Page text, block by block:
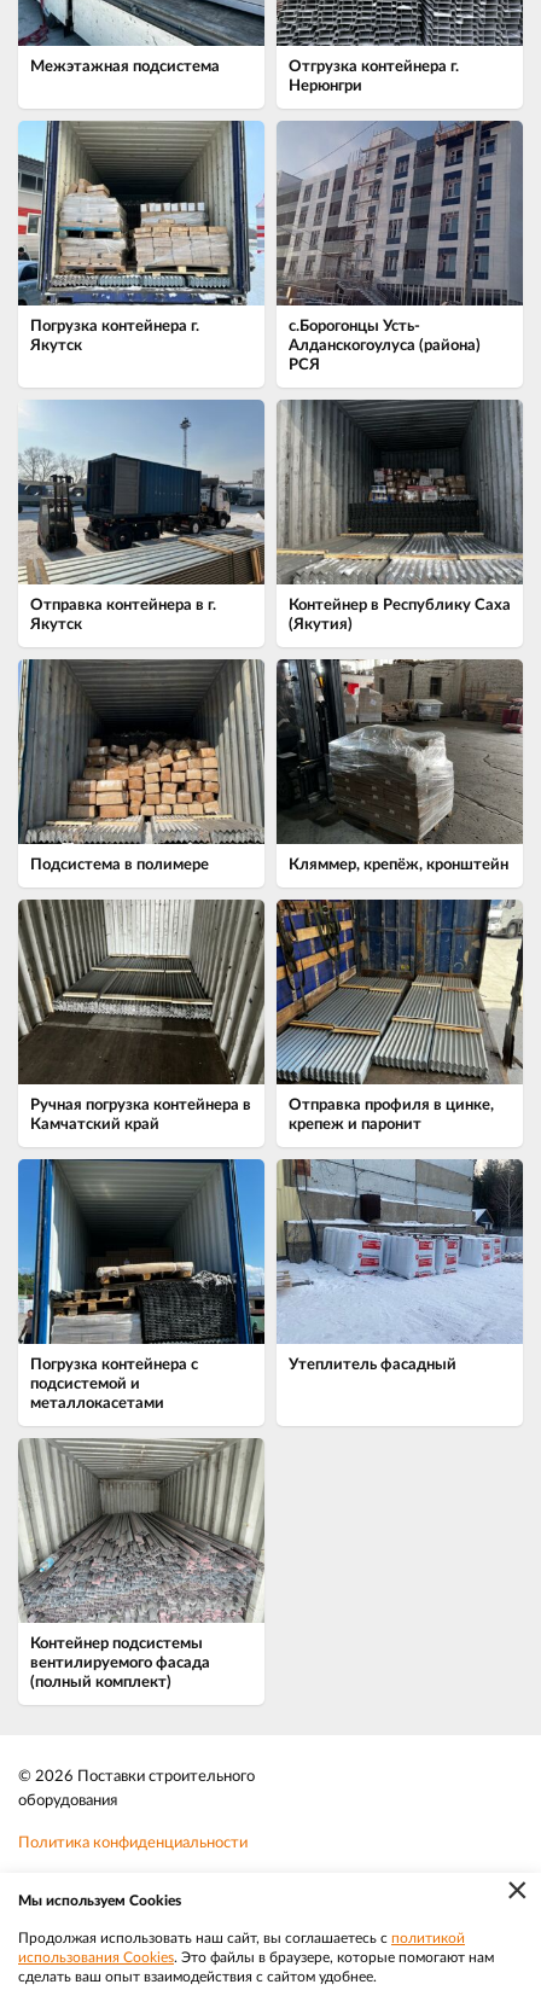
Межэтажная подсистема
Отгрузка контейнера г.
Нерюнгри
Погрузка контейнера г.
Якутск
с.Борогонцы Усть-
Алданскогоулуса (района)
РСЯ
Отправка контейнера в г.
Якутск
Контейнер в Республику Саха
(Якутия)
Подсистема в полимере Кляммер, крепёж, кронштейн
Ручная погрузка контейнера в
Камчатский край
Отправка профиля в цинке,
крепеж и паронит
Погрузка контейнера с
подсистемой и
металлокасетами
Утеплитель фасадный
Контейнер подсистемы
вентилируемого фасада
(полный комплект)
© 2026 Поставки строительного
оборудования
Политика конфиденциальности
Телефон:8-800-350-3032
Электронная почта:sale@efacade.ru Разработка|Веб-аналитика
×
Мы используем Cookies
Продолжая использовать наш сайт, вы соглашаетесь с политикой
использования Cookies. Это файлы в браузере, которые помогают нам
сделать ваш опыт взаимодействия с сайтом удобнее.